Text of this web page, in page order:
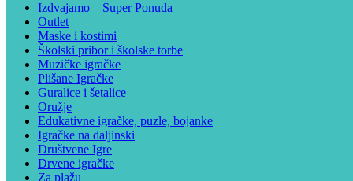
Izdvajamo – Super Ponuda
Outlet
Maske i kostimi
Školski pribor i školske torbe
Muzičke igračke
Plišane Igračke
Guralice i šetalice
Oružje
Edukativne igračke, puzle, bojanke
Igračke na daljinski
Društvene Igre
Drvene igračke
Za plažu